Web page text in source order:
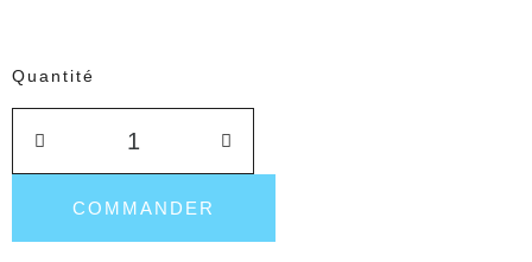
Quantité
COMMANDER